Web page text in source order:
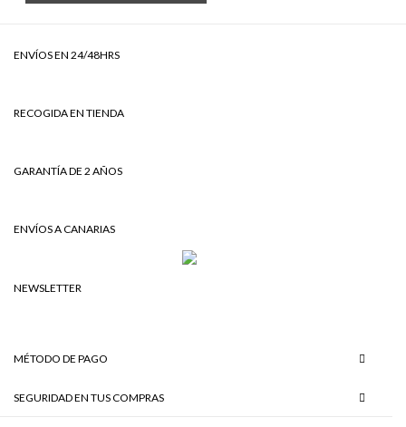
ENVÍOS EN 24/48HRS
RECOGIDA EN TIENDA
GARANTÍA DE 2 AÑOS
ENVÍOS A CANARIAS
NEWSLETTER
MÉTODO DE PAGO
SEGURIDAD EN TUS COMPRAS